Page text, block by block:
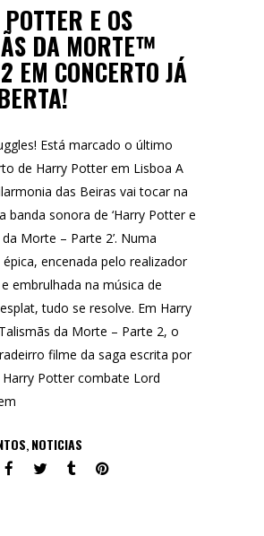
E OS
DA MORTE™
EM CONCERTO JÁ
Está marcado o último
de Harry Potter em Lisboa A
das Beiras vai tocar na
banda sonora de ‘Harry Potter e
Morte – Parte 2’. Numa
encenada pelo realizador
embrulhada na música de
tudo se resolve. Em Harry
da Morte – Parte 2, o
filme da saga escrita por
Harry Potter combate Lord
,NOTICIAS